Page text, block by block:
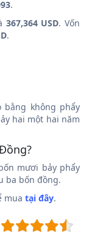
.
367,364 USD. Vốn
.
bằng không phẩy
hai một hai năm
mươi bảy phẩy
ba bốn đồng.
mua tại đây.